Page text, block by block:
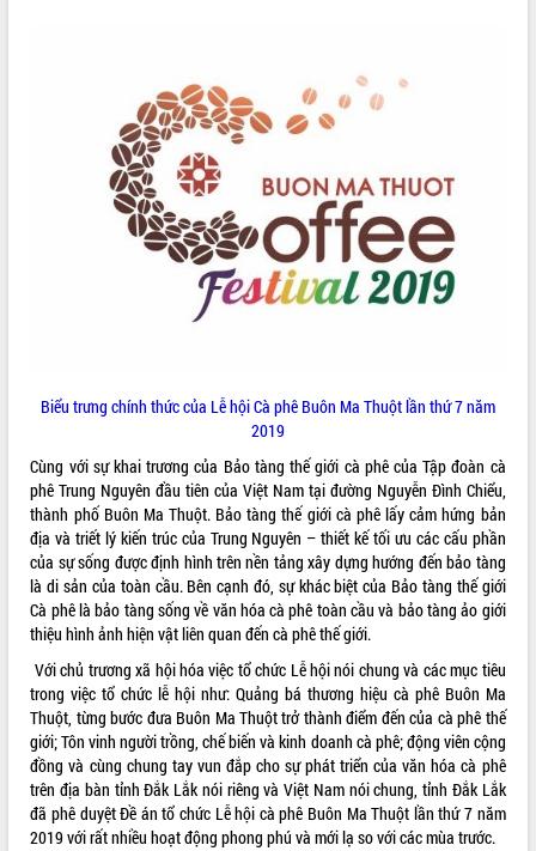
Loading the player...
Lễ truy tặng danh hiệu “Bà Mẹ Việt
Nam Anh hùng” và trao Huân chương
Lao động
UBND tỉnh Đắk Lắk triển khai nhiệm
vụ 6 tháng cuối năm 2026
Kỳ họp thứ Hai, Hội đồng nhân dân
tỉnh khóa XI quyết nghị nhiều nội dung
quan trọng
Bí thư Tỉnh ủy Lương Nguyễn Minh
Triết thăm, tặng quà người có công với
cách mạng
Rà soát, hoàn thiện hệ thống thiết chế
văn hóa, thể thao đáp ứng yêu cầu
ALBUM ẢNH
Biểu trưng chính thức của Lễ hội Cà phê Buôn Ma Thuột lần thứ 7 năm
2019
Cùng với sự khai trương của Bảo tàng thế giới cà phê của Tập đoàn cà
phê Trung Nguyên đầu tiên của Việt Nam tại đường Nguyễn Đình Chiểu,
thành phố Buôn Ma Thuột. Bảo tàng thế giới cà phê lấy cảm hứng bản
địa và triết lý kiến trúc của Trung Nguyên – thiết kế tối ưu các cấu phần
của sự sống được định hình trên nền tảng xây dựng hướng đến bảo tàng
là di sản của toàn cầu. Bên cạnh đó, sự khác biệt của Bảo tàng thế giới
Cà phê là bảo tàng sống về văn hóa cà phê toàn cầu và bảo tàng ảo giới
thiệu hình ảnh hiện vật liên quan đến cà phê thế giới.
Với chủ trương xã hội hóa việc tổ chức Lễ hội nói chung và các mục tiêu
trong việc tổ chức lễ hội như: Quảng bá thương hiệu cà phê Buôn Ma
Thuột, từng bước đưa Buôn Ma Thuột trở thành điểm đến của cà phê thế
giới; Tôn vinh người trồng, chế biến và kinh doanh cà phê; động viên cộng
đồng và cùng chung tay vun đắp cho sự phát triển của văn hóa cà phê
trên địa bàn tỉnh Đắk Lắk nói riêng và Việt Nam nói chung, tỉnh Đắk Lắk
đã phê duyệt Đề án tổ chức Lễ hội cà phê Buôn Ma Thuột lần thứ 7 năm
2019 với rất nhiều hoạt động phong phú và mới lạ so với các mùa trước.